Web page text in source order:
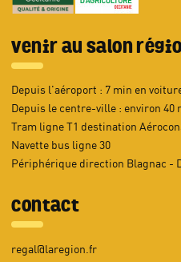
Venir au salon
Depuis l'aéroport : 7 min en
Depuis le centre-ville : environ 40
Tram ligne T1 destination
Navette bus ligne 30
Périphérique direction Blagnac -
Contact
regal@laregion.fr